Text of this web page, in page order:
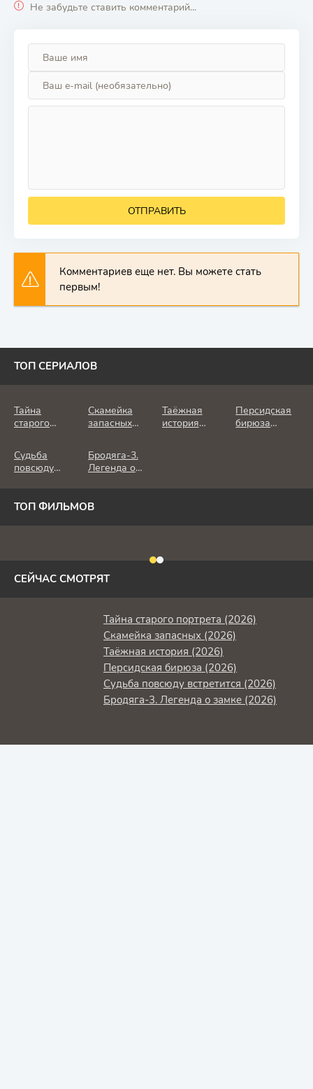
Не забудьте ставить комментарий...
ОТПРАВИТЬ
Комментариев еще нет. Вы можете стать
первым!
ТОП СЕРИАЛОВ
Тайна
старого
(2026)
Скамейка
запасных
Таёжная
история
Персидская
бирюза
Судьба
повсюду
(2026)
Бродяга-3.
Легенда о
ТОП ФИЛЬМОВ
СЕЙЧАС СМОТРЯТ
Тайна старого портрета (2026)
Скамейка запасных (2026)
Таёжная история (2026)
Персидская бирюза (2026)
Судьба повсюду встретится (2026)
Бродяга-3. Легенда о замке (2026)